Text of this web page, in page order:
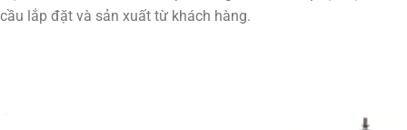
cầu lắp đặt và sản xuất từ khách hàng.